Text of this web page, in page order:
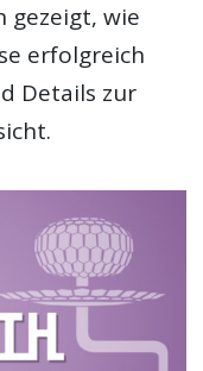
gezeigt, wie
erfolgreich
Details zur